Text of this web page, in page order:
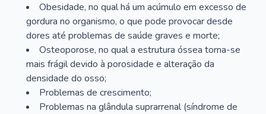
Obesidade, no qual há um acúmulo em excesso de
gordura no organismo, o que pode provocar desde
dores até problemas de saúde graves e morte;
Osteoporose, no qual a estrutura óssea torna-se
mais frágil devido à porosidade e alteração da
densidade do osso;
Problemas de crescimento;
Problemas na glândula suprarrenal (síndrome de